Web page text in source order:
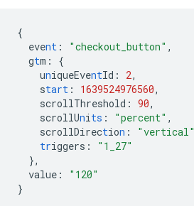
{
event : "checkout_button" ,
gtm :
{
uniqueEventId : 2,
start : 1639524976560,
scrollThreshold : 90,
scrollUnits : "percent" ,
scrollDirection : "vertical"
triggers :
"1_27"
},
value :
"120"
}